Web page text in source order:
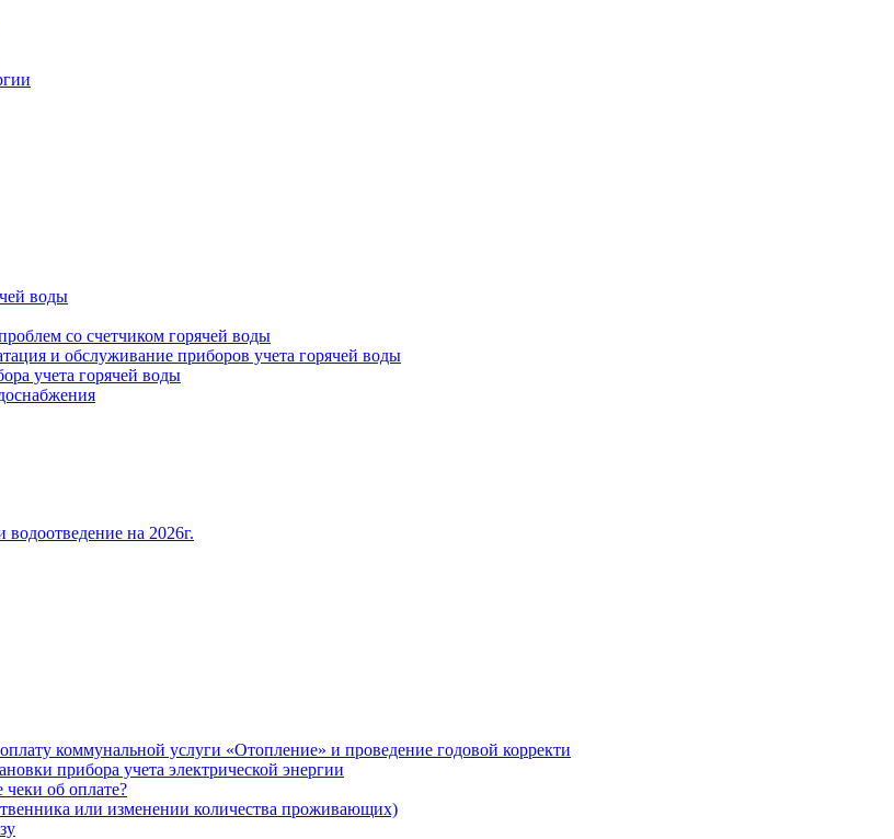
воды
со счетчиком горячей воды
и обслуживание приборов учета горячей воды
учета горячей воды
на 2026г.
коммунальной услуги «Отопление» и проведение годовой корректи
прибора учета электрической энергии
об оплате?
или изменении количества проживающих)